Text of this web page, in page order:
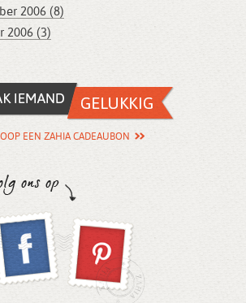
2006 (8)
2006 (3)
EEN ZAHIA CADEAUBON